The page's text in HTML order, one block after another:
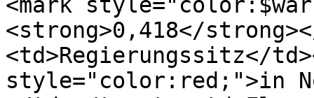
<strong>0,418</
<td>Regierungssitz</
style="color:red;">in